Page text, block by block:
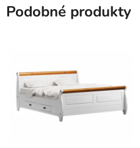
Podobné produkty